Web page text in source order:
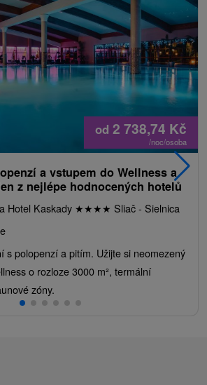
od 2 738,74 Kč
/noc/osoba
a vstupem do Wellness a
z nejlépe hodnocených hotelů
Hotel Kaskady ★★★★ Sliač - Sielnica
s polopenzí a pitím. Užijte si neomezený
o rozloze 3000 m², termální
zóny.